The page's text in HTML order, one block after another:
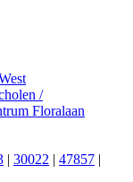
/
Floralaan
| 30022 | 47857 |